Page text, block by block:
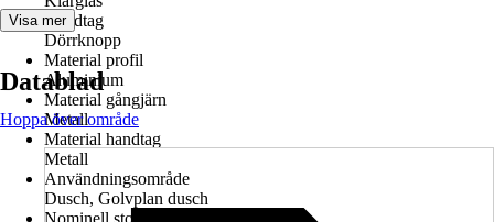
Handtag
Dörrknopp
Material profil
Aluminium
Material gångjärn
Metall
Material handtag
Metall
Användningsområde
Dusch, Golvplan dusch
Nominell storlek i cm
Visa mer
Datablad
Hoppa över område